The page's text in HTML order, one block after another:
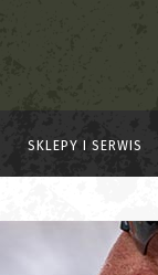
SKLEPY I SERWIS